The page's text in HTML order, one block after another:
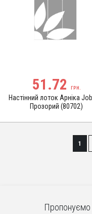
51.72 ГРН.
Настінний лоток Арніка
Прозорий (80702)
1
Пропонуємо